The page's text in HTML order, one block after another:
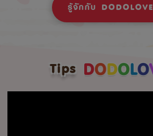
รู้จักกับ DODOLOVE
Tips